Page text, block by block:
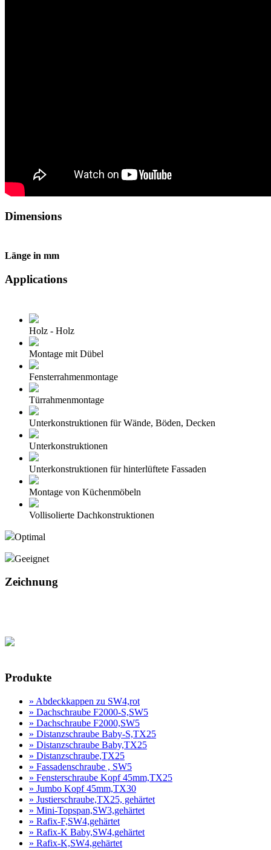
Dimensions
Länge in mm
Applications
Holz - Holz
Montage mit Dübel
Fensterrahmenmontage
Türrahmenmontage
Unterkonstruktionen für Wände, Böden, Decken
Unterkonstruktionen
Unterkonstruktionen für hinterlüftete Fassaden
Montage von Küchenmöbeln
Vollisolierte Dachkonstruktionen
Optimal
Geeignet
Zeichnung
Produkte
» Abdeckkappen zu SW4,rot
» Dachschraube F2000-S,SW5
» Dachschraube F2000,SW5
» Distanzschraube Baby-S,TX25
» Distanzschraube Baby,TX25
» Distanzschraube,TX25
» Fassadenschraube , SW5
» Fensterschraube Kopf 45mm,TX25
» Jumbo Kopf 45mm,TX30
» Justierschraube,TX25, gehärtet
» Mini-Topspan,SW3,gehärtet
» Rafix-F,SW4,gehärtet
» Rafix-K Baby,SW4,gehärtet
» Rafix-K,SW4,gehärtet